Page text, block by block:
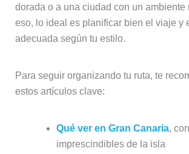
dorada o a una ciudad con un ambiente
eso, lo ideal es planificar bien el viaje y
adecuada según tu estilo.
Para seguir organizando tu ruta, te
estos artículos clave:
Qué ver en Gran Canaria,
imprescindibles de la isla